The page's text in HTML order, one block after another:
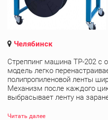
Челябинск
Стреппинг машина ТР-202 с
модель легко
полипропиленовой ленты
Механизм после каждого
выбрасывает ленту на
Читать далее